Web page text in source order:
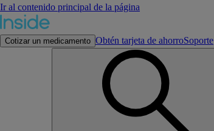
Ir al contenido principal de la página
Cotizar un medicamento Obtén tarjeta de ahorroSoporte